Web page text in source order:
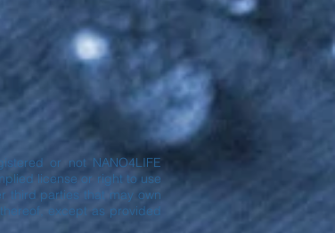
or not NANO4LIFE
license or right to use
third parties that may own
except as provided